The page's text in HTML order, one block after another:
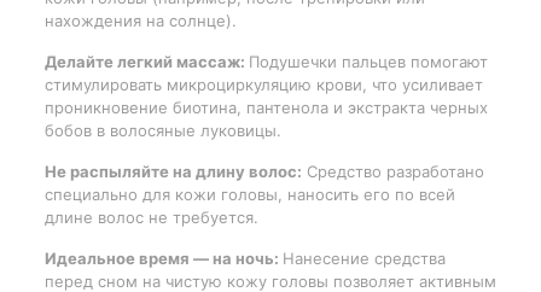
нахождения на солнце).
Делайте легкий массаж: Подушечки пальцев помогают
стимулировать микроциркуляцию крови, что усиливает
проникновение биотина, пантенола и экстракта черных
бобов в волосяные луковицы.
Не распыляйте на длину волос: Средство разработано
специально для кожи головы, наносить его по всей
длине волос не требуется.
Идеальное время — на ночь: Нанесение средства
перед сном на чистую кожу головы позволяет активным